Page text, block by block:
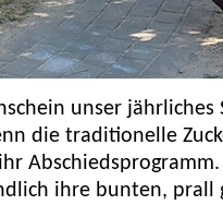
unser jährliches
die traditionelle
ihre bunten,